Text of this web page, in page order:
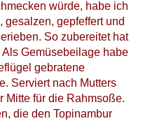
würde, habe ich
gesalzen, gepfeffert und
So zubereitet hat
Gemüsebeilage habe
gebratene
Serviert nach Mutters
Mitte für die Rahmsoße.
die den Topinambur